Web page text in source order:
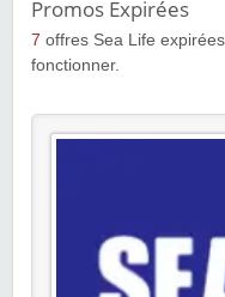
Promos Expirées
7 offres Sea Life
fonctionner.